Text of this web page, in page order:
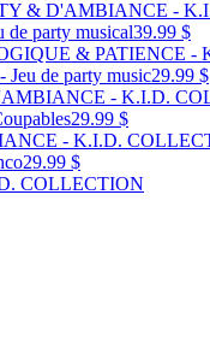
de party musical39.99 $
Jeu de party music29.99 $
29.99 $
29.99 $